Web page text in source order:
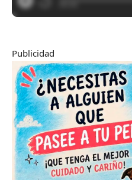
Publicidad